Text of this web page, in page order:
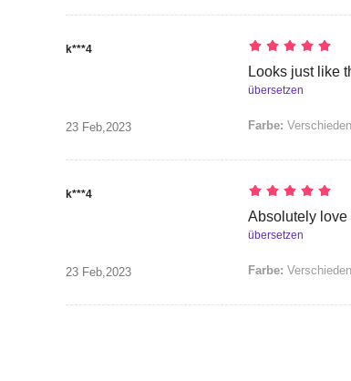
k***4
23 Feb,2023
Looks just like
übersetzen
Farbe:
k***4
23 Feb,2023
Absolutely love
übersetzen
Farbe: